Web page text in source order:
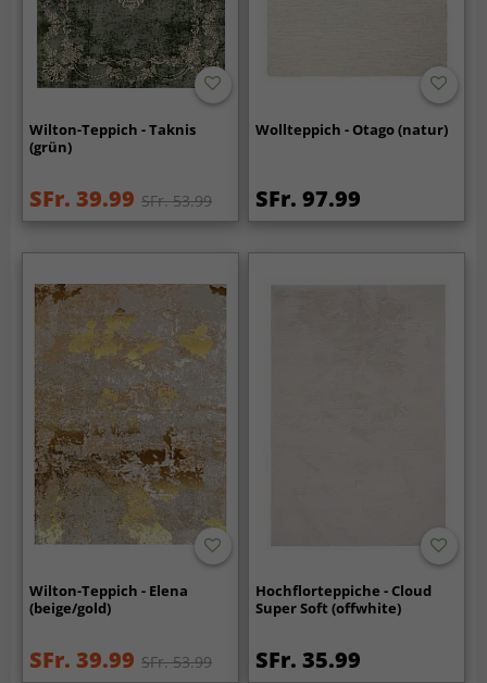
Wilton-Teppich - Taknis
(grün)
SFr. 39.99 SFr. 53.99
Wollteppich - Otago (natur)
SFr. 97.99
Wilton-Teppich - Elena
(beige/gold)
SFr. 39.99 SFr. 53.99
Hochflorteppiche - Cloud
Super Soft (offwhite)
SFr. 35.99